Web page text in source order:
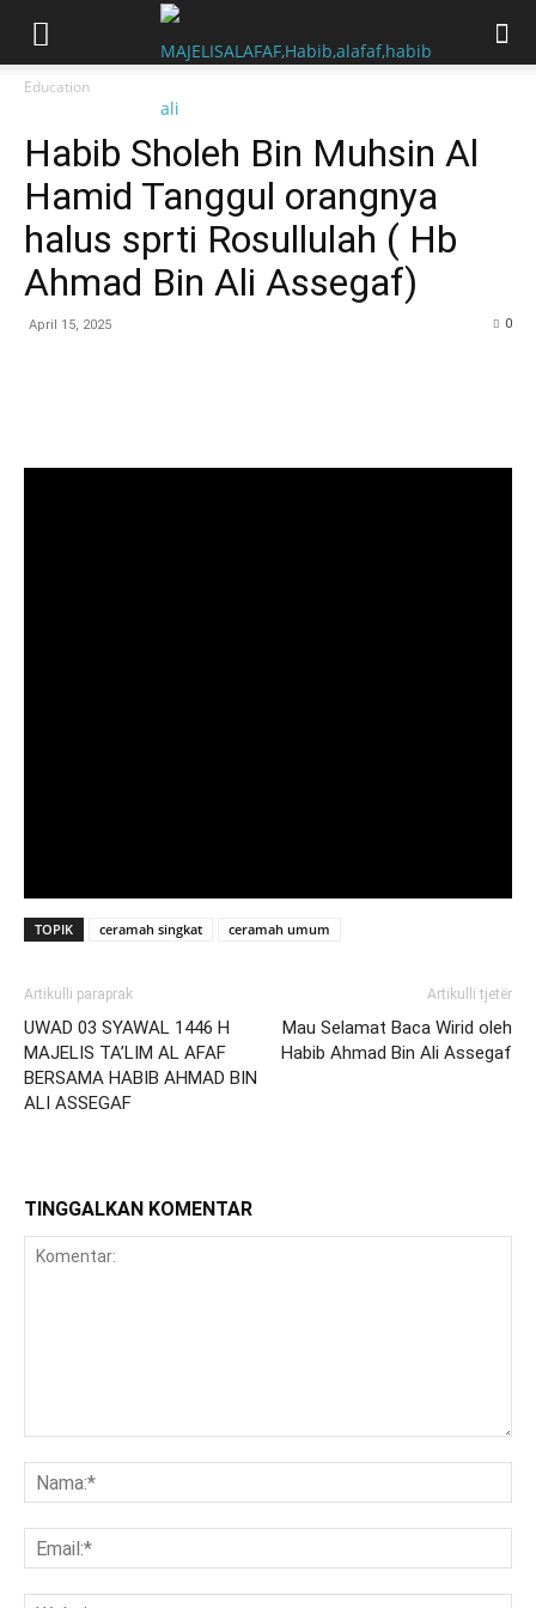
Education
Habib Sholeh Bin Muhsin Al
Hamid Tanggul orangnya
halus sprti Rosullulah ( Hb
Ahmad Bin Ali Assegaf)
April 15, 2025 0
TOPIK ceramah singkat ceramah umum
Artikulli paraprak
UWAD 03 SYAWAL 1446 H
MAJELIS TA’LIM AL AFAF
BERSAMA HABIB AHMAD BIN
ALI ASSEGAF
Artikulli tjetër
Mau Selamat Baca Wirid oleh
Habib Ahmad Bin Ali Assegaf
TINGGALKAN KOMENTAR